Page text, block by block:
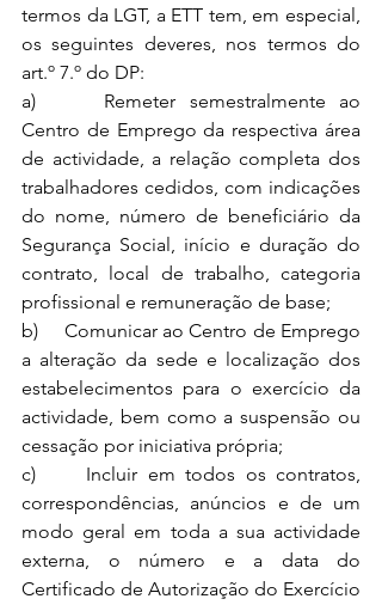
termos da LGT, a ETT tem, em especial,
os seguintes deveres, nos termos do
art.º 7.º do DP:
a)     Remeter semestralmente ao
Centro de Emprego da respectiva área
de actividade, a relação completa dos
trabalhadores cedidos, com indicações
do nome, número de beneficiário da
Segurança Social, início e duração do
contrato, local de trabalho, categoria
profissional e remuneração de base;
b)     Comunicar ao Centro de Emprego
a alteração da sede e localização dos
estabelecimentos para o exercício da
actividade, bem como a suspensão ou
cessação por iniciativa própria;
c)     Incluir em todos os contratos,
correspondências, anúncios e de um
modo geral em toda a sua actividade
externa, o número e a data do
Certificado de Autorização do Exercício